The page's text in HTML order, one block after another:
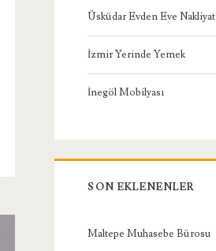
Üsküdar Evden Eve Nakliyat
İzmir Yerinde Yemek
İnegöl Mobilyası
SON EKLENENLER
Maltepe Muhasebe Bürosu